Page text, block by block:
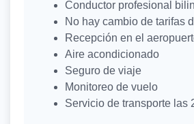
Conductor profesional
No hay cambio de tarifas
Recepción en el
Aire acondicionado
Seguro de viaje
Monitoreo de vuelo
Servicio de transporte las